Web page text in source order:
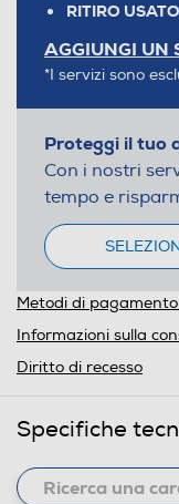
RITIRO
AGGIUNGI UN
*I servizi sono
Proteggi il tuo
Con i nostri
tempo e
Metodi di
Informazioni sulla
Diritto di recesso
Specifiche